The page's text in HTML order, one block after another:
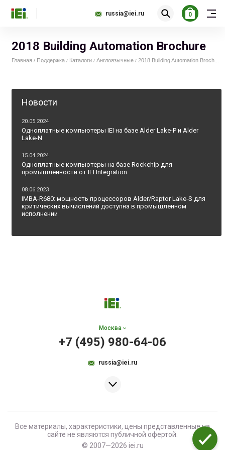
russia@iei.ru 0
2018 Building Automation Brochure
Главная / Поддержка / Каталоги / Англоязычные / 2018 Building Automation Broch...
Новости
20.05.2024
Одноплатные компьютеры IEI на базе Alder Lake-P и Alder
Lake-N
15.04.2024
Одноплатные компьютеры на базе Rockchip для
промышленности от IEI Integration
08.06.2023
IMBA-R680: мощность процессоров Alder/Raptor Lake-S для
критических вычислений доступна в промышленном
исполнении
Москва
+7 (495) 980-64-06
russia@iei.ru
Все материалы, характеристики, цены представленные на
сайте не являются публичной офертой.
© 2007—2026 iei.ru